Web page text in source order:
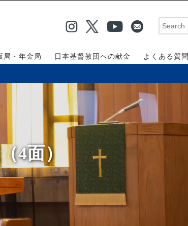
局・年金局 日本基督教団への献金 よくある質問
4面）